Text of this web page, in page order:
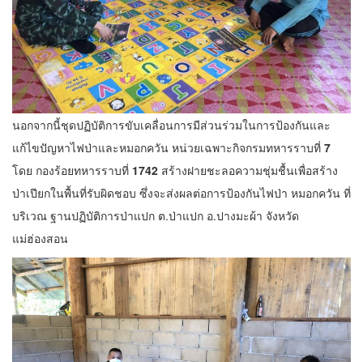
นอกจากนี้ชุดปฏิบัติการขับเคลื่อนการมีส่วนร่วมในการป้องกันและ
แก้ไขปัญหาไฟป่าและหมอกควัน หน่วยเฉพาะกิจกรมทหารราบที่ 7
โดย กองร้อยทหารราบที่ 1742 สร้างฝายชะลอความชุ่มชื้นเพื่อสร้าง
ป่าเปียกในพื้นที่รับผิดชอบ ซึ่งจะส่งผลต่อการป้องกันไฟป่า หมอกควัน ที่
บริเวณ ฐานปฏิบัติการป่าแปก ต.ป่าแปก อ.ปางมะผ้า จังหวัด
แม่ฮ่องสอน